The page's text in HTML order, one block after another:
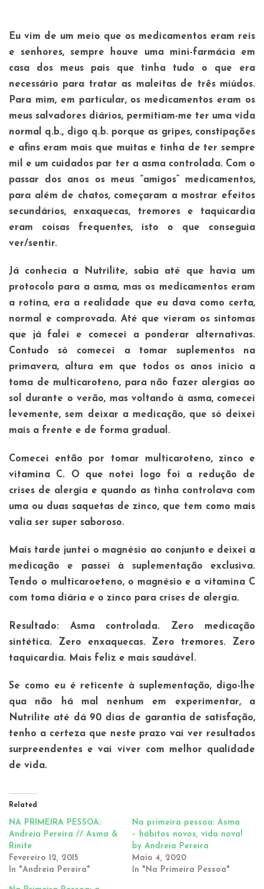
Eu vim de um meio que os medicamentos eram reis
e senhores, sempre houve uma mini-farmácia em
casa dos meus pais que tinha tudo o que era
necessário para tratar as maleitas de três miúdos.
Para mim, em particular, os medicamentos eram os
meus salvadores diários, permitiam-me ter uma vida
normal q.b., digo q.b. porque as gripes, constipações
e afins eram mais que muitas e tinha de ter sempre
mil e um cuidados par ter a asma controlada. Com o
passar dos anos os meus “amigos” medicamentos,
para além de chatos, começaram a mostrar efeitos
secundários, enxaquecas, tremores e taquicardia
eram coisas frequentes, isto o que conseguia
ver/sentir.
Já conhecia a Nutrilite, sabia até que havia um
protocolo para a asma, mas os medicamentos eram
a rotina, era a realidade que eu dava como certa,
normal e comprovada. Até que vieram os sintomas
que já falei e comecei a ponderar alternativas.
Contudo só comecei a tomar suplementos na
primavera, altura em que todos os anos inicio a
toma de multicaroteno, para não fazer alergias ao
sol durante o verão, mas voltando à asma, comecei
levemente, sem deixar a medicação, que só deixei
mais a frente e de forma gradual.
Comecei então por tomar multicaroteno, zinco e
vitamina C. O que notei logo foi a redução de
crises de alergia e quando as tinha controlava com
uma ou duas saquetas de zinco, que tem como mais
valia ser super saboroso.
Mais tarde juntei o magnésio ao conjunto e deixei a
medicação e passei à suplementação exclusiva.
Tendo o multicaroeteno, o magnésio e a vitamina C
com toma diária e o zinco para crises de alergia.
Resultado: Asma controlada. Zero medicação
sintética. Zero enxaquecas. Zero tremores. Zero
taquicardia. Mais feliz e mais saudável.
Se como eu é reticente à suplementação, digo-lhe
qua não há mal nenhum em experimentar, a
Nutrilite até dá 90 dias de garantia de satisfação,
tenho a certeza que neste prazo vai ver resultados
surpreendentes e vai viver com melhor qualidade
de vida.
Related
NA PRIMEIRA PESSOA:
Andreia Pereira // Asma &
Rinite
Fevereiro 12, 2015
In "Andreia Pereira"
Na primeira pessoa: Asma
– hábitos novos, vida nova!
by Andreia Pereira
Maio 4, 2020
In "Na Primeira Pessoa"